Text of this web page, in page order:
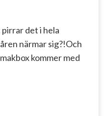
det i hela
närmar sig?!Och
kommer med